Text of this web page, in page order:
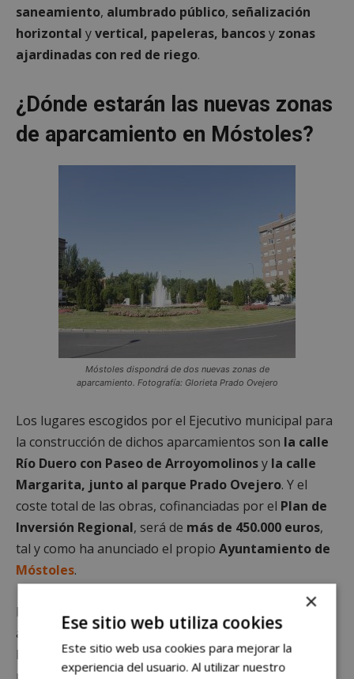
saneamiento, alumbrado público, señalización
horizontal yvertical, papeleras, bancosy zonas
ajardinadas con red de riego.
¿Dónde estarán las nuevas zonas
de aparcamiento en Móstoles?
Móstoles dispondrá de dos nuevas zonas de
aparcamiento. Fotografía: Glorieta Prado Ovejero
Los lugares escogidos por el Ejecutivo municipal para
la construcción de dichos aparcamientos son la calle
Río Duero con Paseo de Arroyomolinosy la calle
Margarita, junto al parque Prado Ovejero. Y el
coste total de las obras, cofinanciadas por el Plan de
Inversión Regional, será de más de 450.000 euros,
tal y como ha anunciado el propio Ayuntamiento de
Móstoles.
En cuanto a la extensión de ambas zonas de
aparcamiento, el espacio de la Calle Río Duero con el
Paseo de Arroyomolinos tendrá1.400 m². Por su
×
Ese sitio web utiliza cookies
Este sitio web usa cookies para mejorar la
experiencia del usuario. Al utilizar nuestro